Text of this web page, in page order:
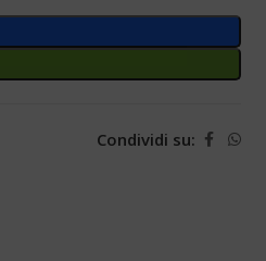
Condividi su: